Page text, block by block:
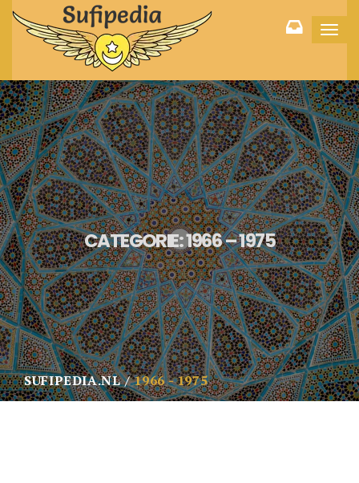
CATEGORIE:1966 – 1975
SUFIPEDIA.NL 1966 - 1975